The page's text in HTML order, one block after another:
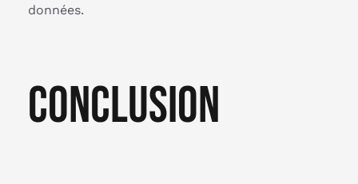
données.
Conclusion